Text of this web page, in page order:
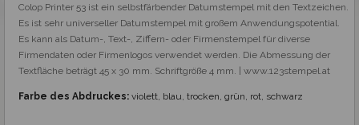
Colop Printer 53 ist ein selbstfärbender Datumstempel mit den Textzeichen.
Es ist sehr universeller Datumstempel mit großem Anwendungspotential.
Es kann als Datum-, Text-, Ziffern- oder Firmenstempel für diverse
Firmendaten oder Firmenlogos verwendet werden. Die Abmessung der
Textfläche beträgt 45 x 30 mm. Schriftgröße 4 mm. | www.123stempel.at
Farbe des Abdruckes: violett, blau, trocken, grün, rot, schwarz